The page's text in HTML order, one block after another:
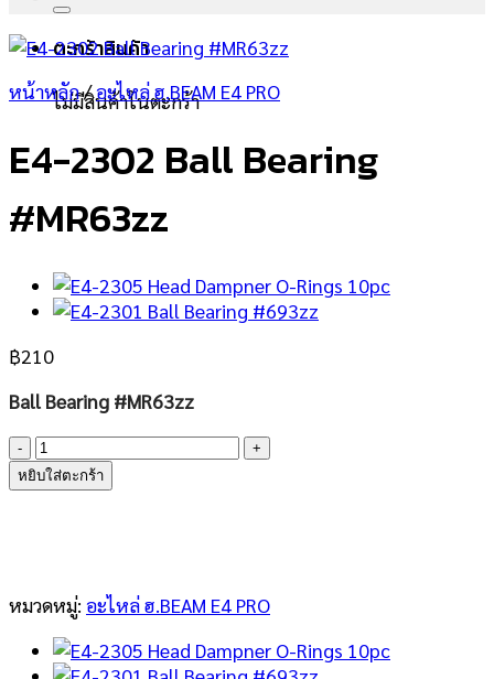
ตะกร้าสินค้า
ไม่มีสินค้าในตะกร้า
หน้าหลัก/อะไหล่ ฮ.BEAM E4 PRO
E4-2302 Ball Bearing
#MR63zz
฿210
Ball Bearing #MR63zz
จำนวน
E4-
2302
ชิ้น
หยิบใส่ตะกร้า
หมวดหมู่: อะไหล่ ฮ.BEAM E4 PRO